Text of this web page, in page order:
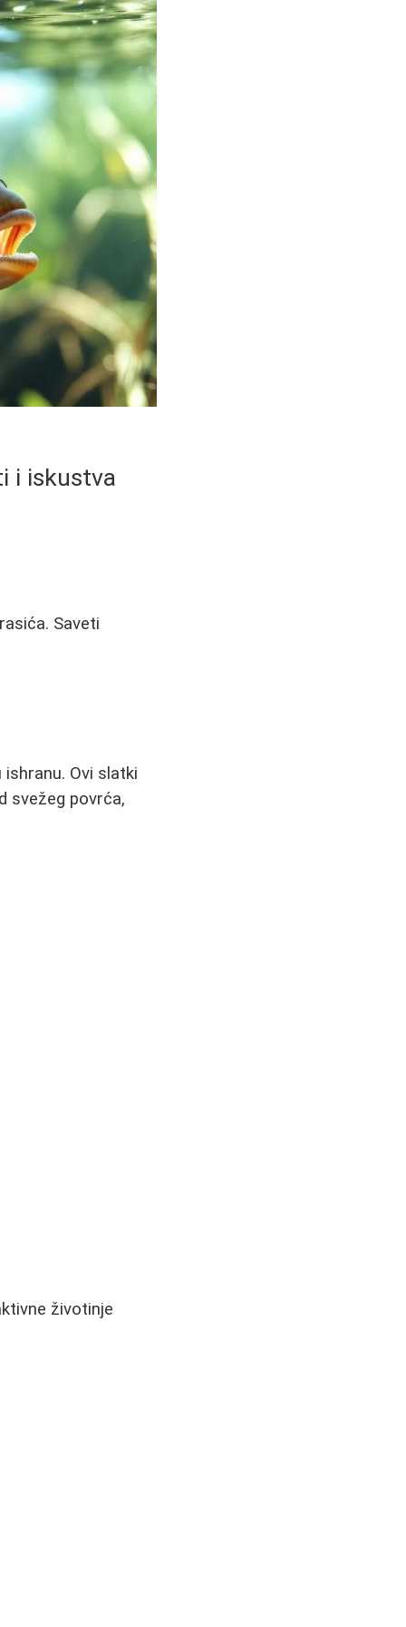
i iskustva
Saveti
Ovi slatki
svežeg povrća,
životinje